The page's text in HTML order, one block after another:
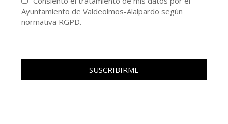
Ayuntamiento de Valdeolmos-Alalpardo según
normativa RGPD.